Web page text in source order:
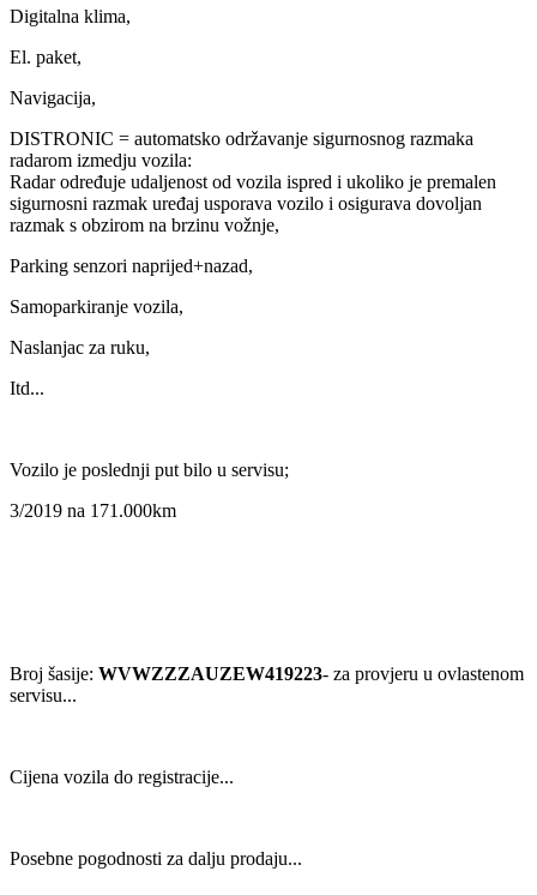
Digitalna klima,
El. paket,
Navigacija,
DISTRONIC = automatsko održavanje sigurnosnog razmaka
radarom izmedju vozila:
Radar određuje udaljenost od vozila ispred i ukoliko je premalen
sigurnosni razmak uređaj usporava vozilo i osigurava dovoljan
razmak s obzirom na brzinu vožnje,
Parking senzori naprijed+nazad,
Samoparkiranje vozila,
Naslanjac za ruku,
Itd...
Vozilo je poslednji put bilo u servisu;
3/2019 na 171.000km
Broj šasije: WVWZZZAUZEW419223- za provjeru u ovlastenom
servisu...
Cijena vozila do registracije...
Posebne pogodnosti za dalju prodaju...